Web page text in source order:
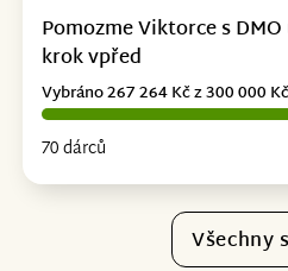
Pomozme Viktorce s
krok vpřed
70 dárců
Vybráno 267 264 Kč z 300 000 Kč
Všechny